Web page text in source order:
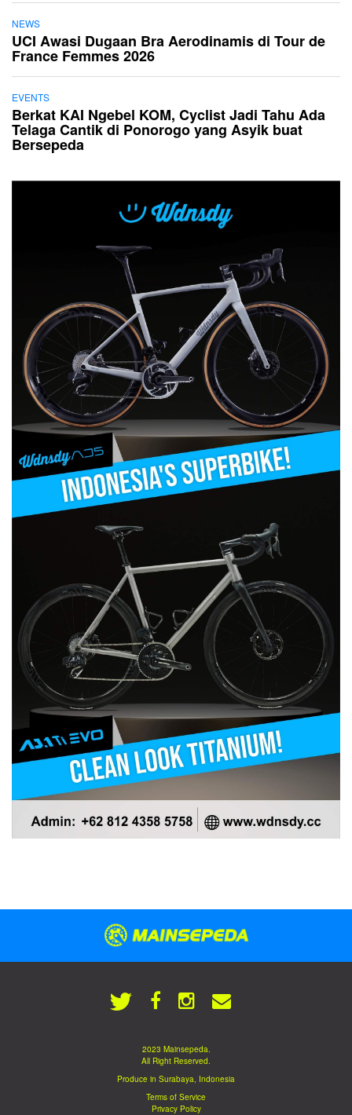
NEWS
UCI Awasi Dugaan Bra Aerodinamis di Tour de
France Femmes 2026
EVENTS
Berkat KAI Ngebel KOM, Cyclist Jadi Tahu Ada
Telaga Cantik di Ponorogo yang Asyik buat
Bersepeda
2023 Mainsepeda.
All Right Reserved.
Produce in Surabaya, Indonesia
Terms of Service
Privacy Policy